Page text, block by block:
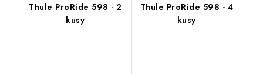
Thule ProRide 598 - 2
kusy
Thule ProRide 598 - 4
kusy